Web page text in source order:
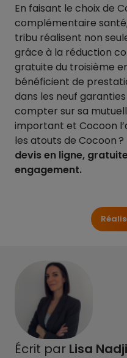
En faisant le choix de
complémentaire
tribu réalisent non
grâce à la réduction
gratuite du troisième
bénéficient de
dans les neuf
compter sur sa
important et Cocoon
les atouts de Cocoon ?
devis en ligne,
engagement.
Écrit par Lisa Nadji